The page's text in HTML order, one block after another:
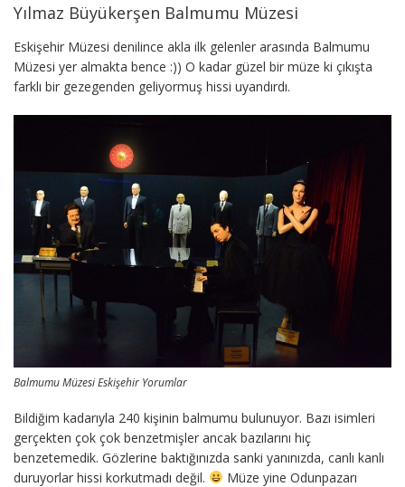
Yılmaz Büyükerşen Balmumu Müzesi
Eskişehir Müzesi denilince akla ilk gelenler arasında Balmumu
Müzesi yer almakta bence :)) O kadar güzel bir müze ki çıkışta
farklı bir gezegenden geliyormuş hissi uyandırdı.
Balmumu Müzesi Eskişehir Yorumlar
Bildiğim kadarıyla 240 kişinin balmumu bulunuyor. Bazı isimleri
gerçekten çok çok benzetmişler ancak bazılarını hiç
benzetemedik. Gözlerine baktığınızda sanki yanınızda, canlı kanlı
duruyorlar hissi korkutmadı değil.
Müze yine Odunpazarı